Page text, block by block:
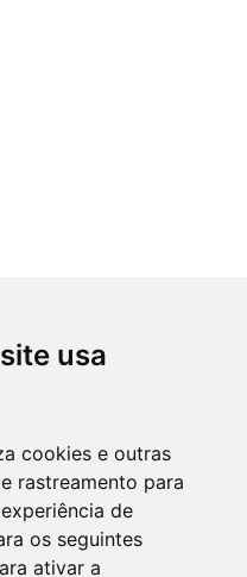
usa
cookies e outras
rastreamento para
de
os seguintes
ativar a